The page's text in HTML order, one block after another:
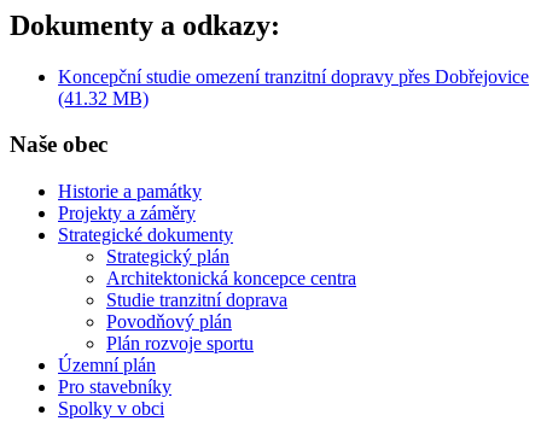
Dokumenty a odkazy:
Koncepční studie omezení tranzitní dopravy přes Dobřejovice
(41.32 MB)
Naše obec
Historie a památky
Projekty a záměry
Strategické dokumenty
Strategický plán
Architektonická koncepce centra
Studie tranzitní doprava
Povodňový plán
Plán rozvoje sportu
Územní plán
Pro stavebníky
Spolky v obci